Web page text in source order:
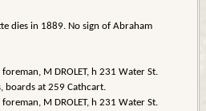
dies in 1889. No sign of Abraham
M DROLET, h 231 Water St.
boards at 259 Cathcart.
M DROLET, h 231 Water St.